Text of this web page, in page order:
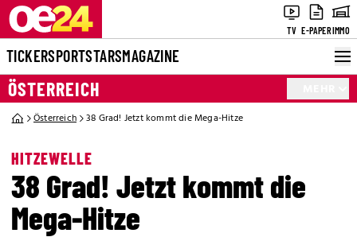
TV E-PAPERIMMO
TICKERSPORTSTARSMAGAZINE
ÖSTERREICH
Österreich 38 Grad! Jetzt kommt die Mega-Hitze
HITZEWELLE
38 Grad! Jetzt kommt die
Mega-Hitze